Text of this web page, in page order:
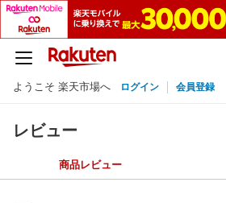
ようこそ 楽天市場へ ログイン 会員登録
レビュー
商品レビュー